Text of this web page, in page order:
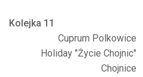
Kolejka 11
Cuprum Polkowice
Holiday "Życie Chojnic"
Chojnice